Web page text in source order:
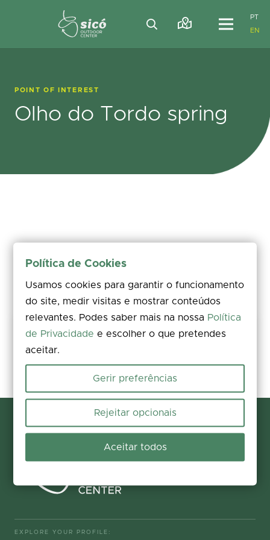
PT
EN
POINT OF INTEREST
Olho do Tordo spring
Share your experience
Rate, leave a comment, and add photos. Your feedback improves the
EXPLORE YOUR PROFILE:
Política de Cookies
Usamos cookies para garantir o funcionamento
do site, medir visitas e mostrar conteúdos
relevantes. Podes saber mais na nossa Política
de Privacidade e escolher o que pretendes
aceitar.
Gerir preferências
Rejeitar opcionais
Aceitar todos